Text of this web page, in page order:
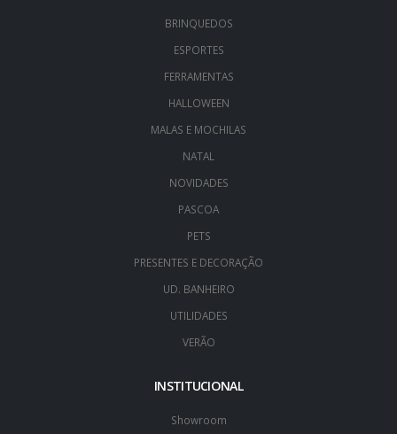
BRINQUEDOS
ESPORTES
FERRAMENTAS
HALLOWEEN
MALAS E MOCHILAS
NATAL
NOVIDADES
PASCOA
PETS
PRESENTES E DECORAÇÃO
UD. BANHEIRO
UTILIDADES
VERÃO
INSTITUCIONAL
Showroom